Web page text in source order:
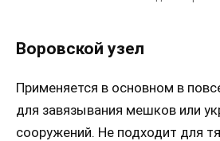
Воровской узел
Применяется в основном в
для завязывания мешков или
сооружений. Не подходит для